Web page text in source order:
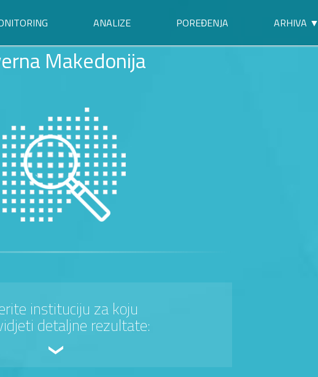
ANALIZE POREĐENJA ARHIVA ▼
Makedonija
instituciju za koju
detaljne rezultate: